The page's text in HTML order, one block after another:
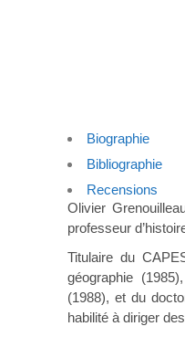
Biographie
Bibliographie
Recensions
Olivier
professeur
Titulaire du
géographie
(1988), et du
habilité à diriger